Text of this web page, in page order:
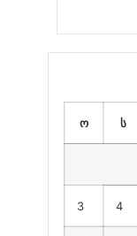
ო ს
3 4